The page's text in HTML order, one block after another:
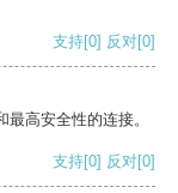
支持[0] 反对[0]
高安全性的连接。
支持[0] 反对[0]